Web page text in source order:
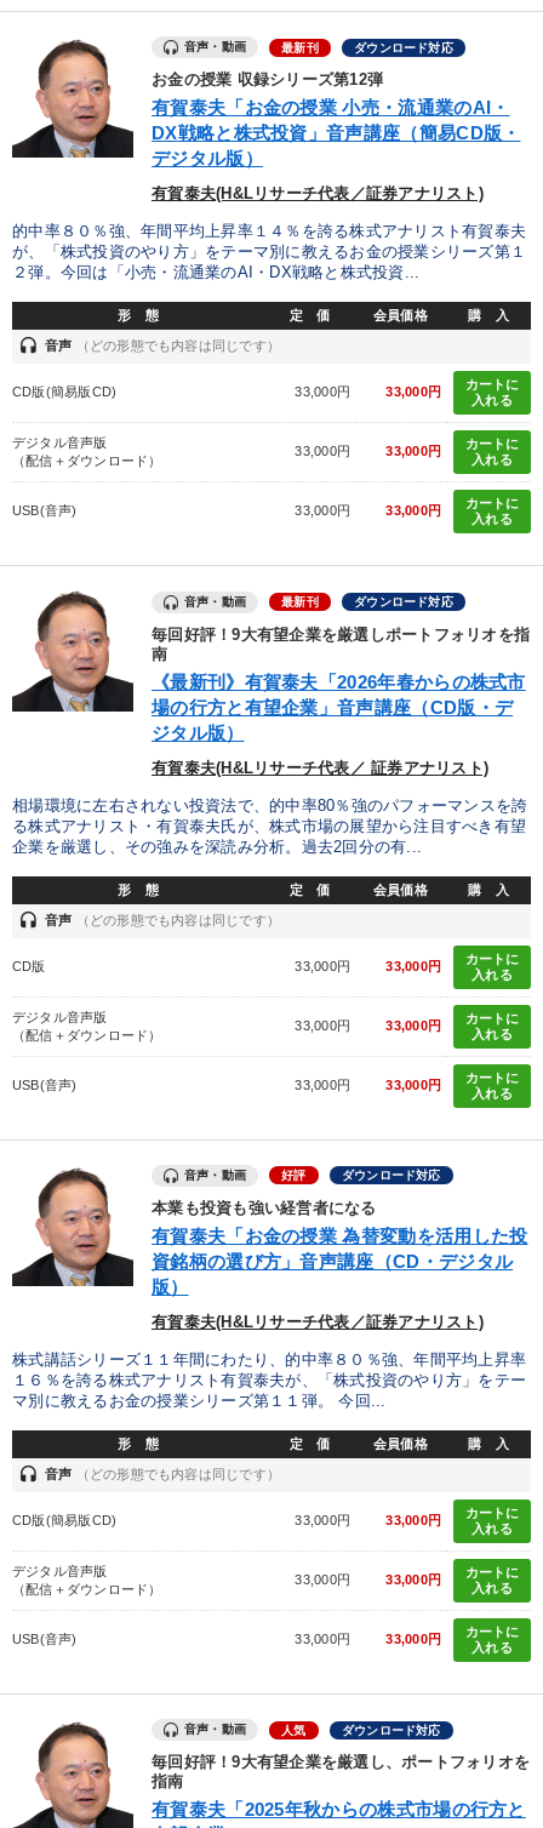
ondemand_video 経営音声・動画を探す refresh
全国経営者セミナー収録物以外の経営教材（全762タイトル）からお探
しいただけます
2026年春季全国経営者セミナー収録講演ＣＤ・講演ＤＶＤ・デジ
全国経営者セミナー収録〈売れ筋・人気ランキング〉＆新刊・好
2025年夏季全国経営者セミナー収録講演ＣＤ・講演ＤＶＤ・デジ
タル版（音声／動画ストリーミング・ダウンロード）
数字・税務・決算書
全国経営者セミナー収録〈売れ筋・人気〉音声＆動画20選
会社のパフォーマンスを高める講話 148回夏季大会
【最新刊】時代を超える経営150の言葉＋社長のスピーチ・話材
集２タイトル
2025年春季全国経営者セミナー収録講演ＣＤ・講演ＤＶＤ・デジ
タル版（音声／動画ストリーミング・ダウンロード）
目的別
販売力を強化したい 後継者に聞かせたい
社員研修を行いたい 業績を伸ばしたい
新事業・新商品づくり 発想力を磨きたい
キーワード
労務問題・リスク対策 イノベーション
※「更新」を押すと「カテゴリー」「目的別」「キーワード」を更新いただけます。
local_offer タグから探す refresh 更新する
すべての音声・動画（全2077タイトル）からお探しいただけます
タグ・キーワード
労務問題・リスク対策 リベラルアーツ サービス
コミュニケーション
伝統・文化
運勢・先見 トレンド 仕事術・ビジネスハック
不動産投資 ランチェスター戦略
音声・動画 最新刊 ダウンロード対応
お金の授業 収録シリーズ第12弾
有賀泰夫「お金の授業 小売・流通業のAI・
DX戦略と株式投資」音声講座（簡易CD版・
デジタル版）
有賀泰夫(H&Lリサーチ代表／証券アナリスト)
的中率８０％強、年間平均上昇率１４％を誇る株式アナリスト有賀泰夫
が、「株式投資のやり方」をテーマ別に教えるお金の授業シリーズ第１
２弾。今回は「小売・流通業のAI・DX戦略と株式投資...
形 態 定 価 会員価格 購 入
headset 音声 （どの形態でも内容は同じです）
CD版(簡易版CD) 33,000円 33,000円
カートに
入れる
デジタル音声版
（配信＋ダウンロード）
33,000円 33,000円
カートに
入れる
USB(音声) 33,000円 33,000円
カートに
入れる
音声・動画 最新刊 ダウンロード対応
毎回好評！9大有望企業を厳選しポートフォリオを指
南
《最新刊》有賀泰夫「2026年春からの株式市
場の行方と有望企業」音声講座（CD版・デ
ジタル版）
有賀泰夫(H&Lリサーチ代表／ 証券アナリスト)
相場環境に左右されない投資法で、的中率80％強のパフォーマンスを誇
る株式アナリスト・有賀泰夫氏が、株式市場の展望から注目すべき有望
企業を厳選し、その強みを深読み分析。過去2回分の有...
形 態 定 価 会員価格 購 入
headset 音声 （どの形態でも内容は同じです）
CD版 33,000円 33,000円
カートに
入れる
デジタル音声版
（配信＋ダウンロード）
33,000円 33,000円
カートに
入れる
USB(音声) 33,000円 33,000円
カートに
入れる
音声・動画 好評 ダウンロード対応
本業も投資も強い経営者になる
有賀泰夫「お金の授業 為替変動を活用した投
資銘柄の選び方」音声講座（CD・デジタル
版）
有賀泰夫(H&Lリサーチ代表／証券アナリスト)
株式講話シリーズ１１年間にわたり、的中率８０％強、年間平均上昇率
１６％を誇る株式アナリスト有賀泰夫が、「株式投資のやり方」をテー
マ別に教えるお金の授業シリーズ第１１弾。 今回...
形 態 定 価 会員価格 購 入
headset 音声 （どの形態でも内容は同じです）
CD版(簡易版CD) 33,000円 33,000円
カートに
入れる
デジタル音声版
（配信＋ダウンロード）
33,000円 33,000円
カートに
入れる
USB(音声) 33,000円 33,000円
カートに
入れる
音声・動画 人気 ダウンロード対応
毎回好評！9大有望企業を厳選し、ポートフォリオを
指南
有賀泰夫「2025年秋からの株式市場の行方と